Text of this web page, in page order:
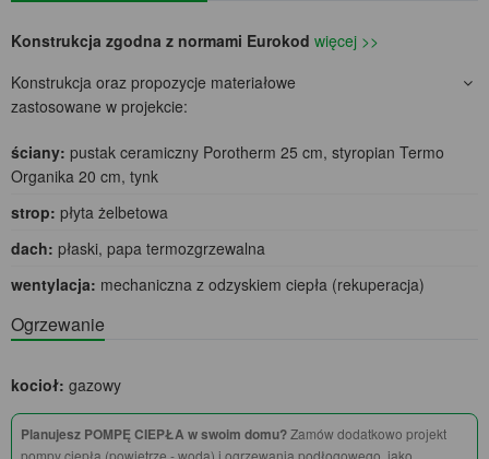
Konstrukcja zgodna z normami Eurokod więcej >>
Konstrukcja oraz propozycje materiałowe
zastosowane w projekcie:
ściany: pustak ceramiczny Porotherm 25 cm, styropian Termo
Organika 20 cm, tynk
strop: płyta żelbetowa
dach: płaski, papa termozgrzewalna
wentylacja: mechaniczna z odzyskiem ciepła (rekuperacja)
Ogrzewanie
kocioł: gazowy
Planujesz POMPĘ CIEPŁA w swoim domu?Zamów dodatkowo projekt